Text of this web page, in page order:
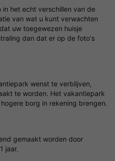
het echt verschillen van de
van wat u kunt verwachten
uw toegewezen huisje
dan dat er op de foto's
wenst te verblijven,
te worden. Het vakantiepark
borg in rekening brengen.
gemaakt worden door
jaar.